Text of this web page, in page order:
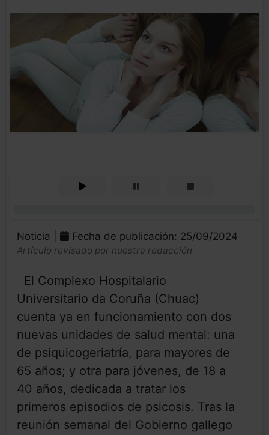
Noticia | Fecha de publicación: 25/09/2024
Artículo revisado por nuestra redacción
El Complexo Hospitalario
Universitario da Coruña (Chuac)
cuenta ya en funcionamiento con dos
nuevas unidades de salud mental: una
de psiquicogeriatría, para mayores de
65 años; y otra para jóvenes, de 18 a
40 años, dedicada a tratar los
primeros episodios de psicosis. Tras la
reunión semanal del Gobierno gallego